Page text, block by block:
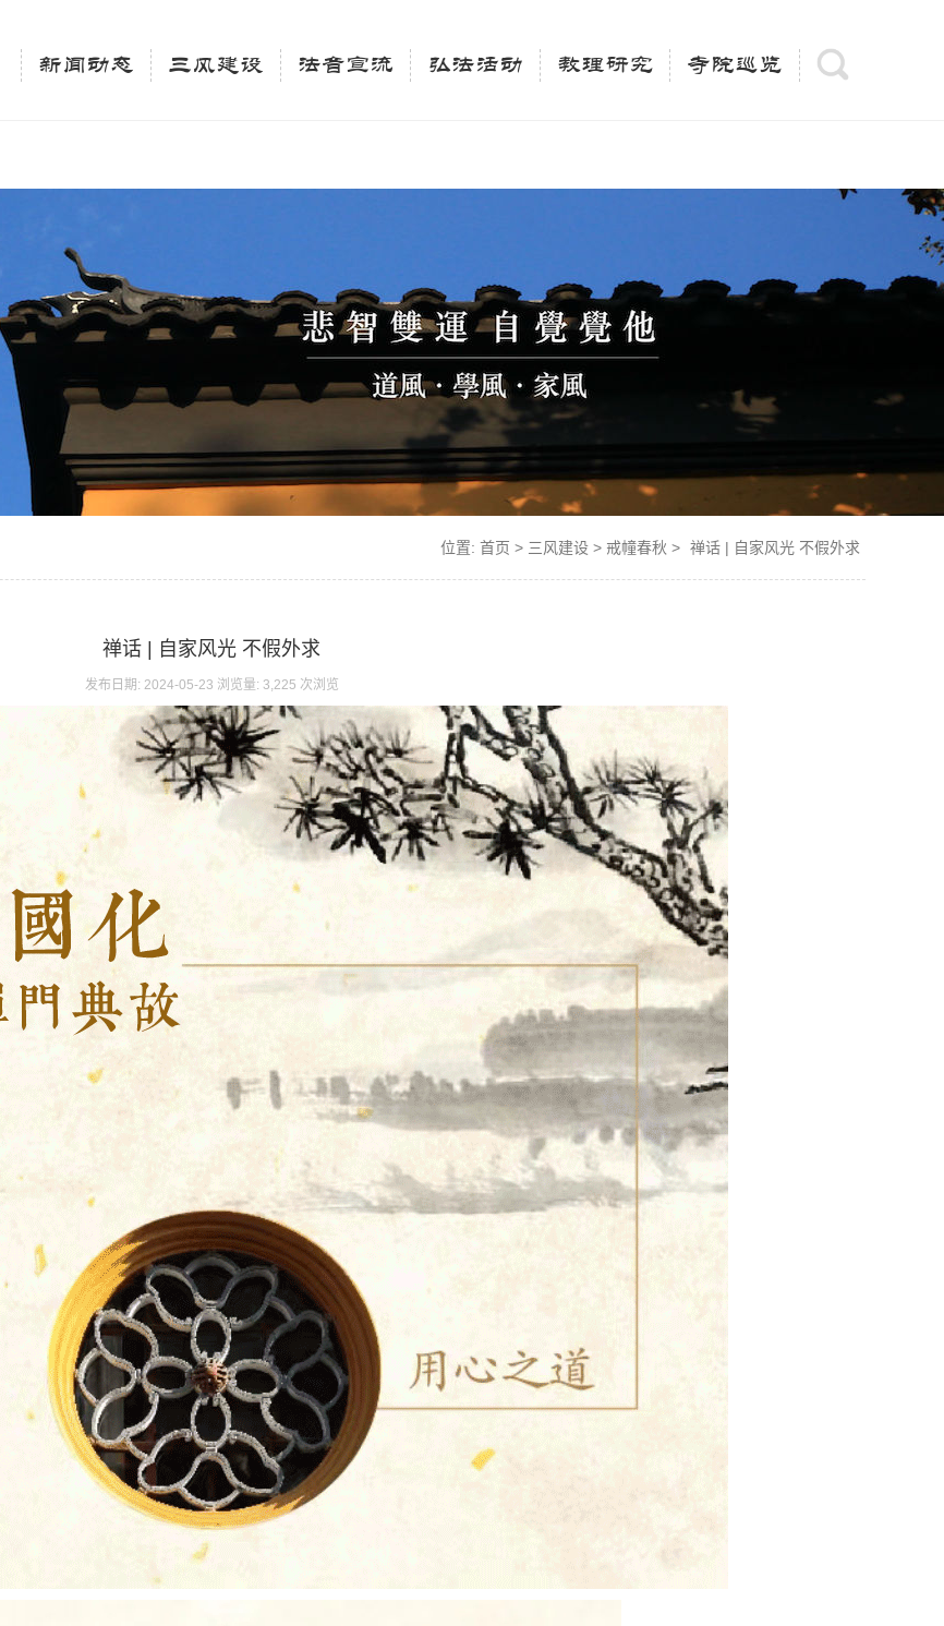
false); $description = tag_description(); } $keywords = trim(strip_tags($keywords)); $description =
新闻动态 三风建设 法音宣流 弘法活动 教理研究 寺院巡览
位置: 首页 > 三风建设 > 戒幢春秋 > 禅话 | 自家风光 不假外求
禅话 | 自家风光 不假外求
发布日期: 2024-05-23 浏览量: 3,225 次浏览